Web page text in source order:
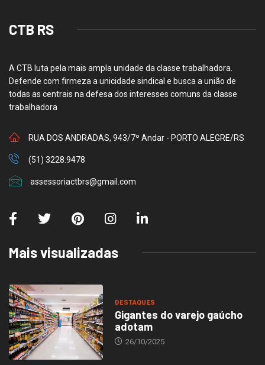
CTB RS
A CTB luta pela mais ampla unidade da classe trabalhadora.
Defende com firmeza a unicidade sindical e busca a união de
todas as centrais na defesa dos interesses comuns da classe
trabalhadora
RUA DOS ANDRADAS, 943/7º Andar - PORTO ALEGRE/RS
(51) 3228.9478
assessoriactbrs@gmail.com
Mais visualizadas
DESTAQUES
Gigantes do varejo gaúcho
adotam
26/10/2025